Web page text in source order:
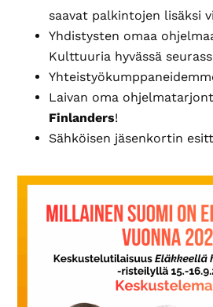
saavat palkintojen lisäksi
Yhdistysten omaa
Kulttuuria hyvässä
Laivan oma
Finlanders!
Sähköisen jäsenkortin